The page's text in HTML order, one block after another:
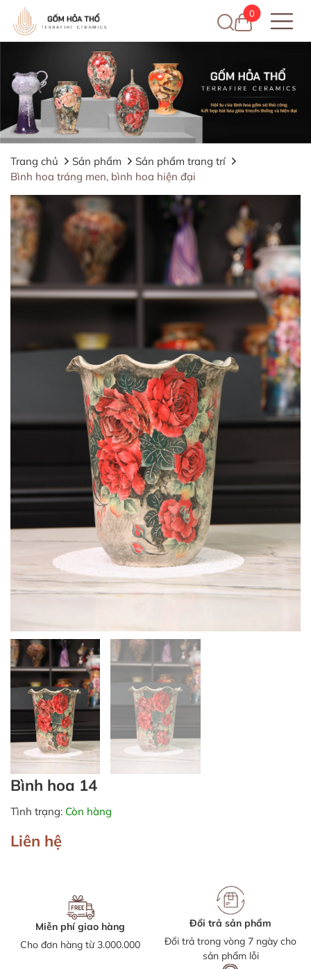
0
Trang chủ Sản phẩm
Sản phẩm trang trí
Bình hoa tráng men, bình hoa hiện đại
Bình hoa 14
Tình trạng: Còn hàng
Liên hệ
Miễn phí giao hàng
Cho đơn hàng từ 3.000.000
Đổi trả sản phẩm
Đổi trả trong vòng 7 ngày cho
sản phẩm lỗi